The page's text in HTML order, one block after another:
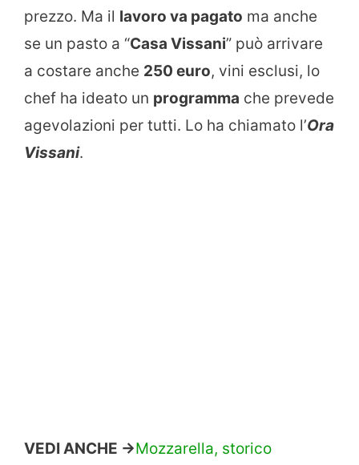
prezzo. Ma il lavoro va pagato ma anche
se un pasto a “Casa Vissani” può arrivare
a costare anche 250 euro, vini esclusi, lo
chef ha ideato un programma che prevede
agevolazioni per tutti. Lo ha chiamato l’Ora
Vissani.
VEDI ANCHE ->Mozzarella, storico